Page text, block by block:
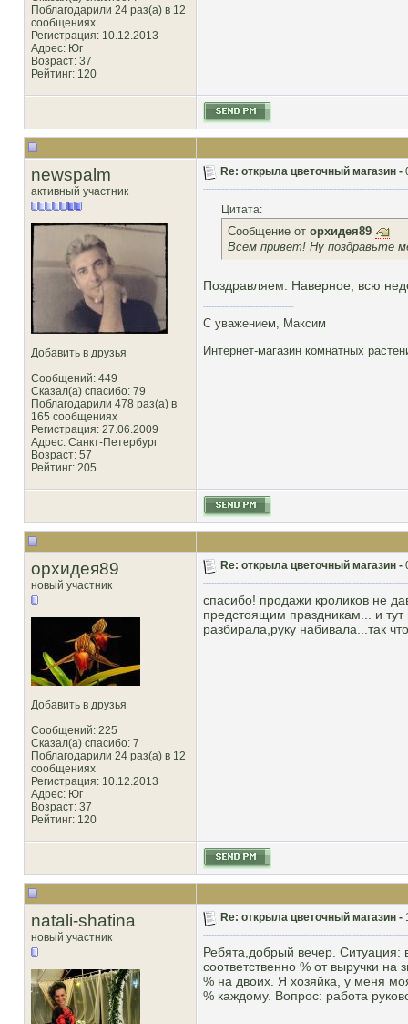
Поблагодарили 24 раз(а) в 12
сообщениях
Регистрация: 10.12.2013
Адрес: Юг
Возраст: 37
Рейтинг: 120
newspalm
активный участник
Добавить в друзья
Сообщений: 449
Сказал(а) спасибо: 79
Поблагодарили 478 раз(а) в
165 сообщениях
Регистрация: 27.06.2009
Адрес: Санкт-Петербург
Возраст: 57
Рейтинг: 205
Re: открыла цветочный магазин -
Цитата:
Сообщение от орхидея89
Всем привет! Ну поздравьте
Поздравляем. Наверное, всю
С уважением, Максим
Интернет-магазин комнатных
орхидея89
новый участник
Добавить в друзья
Сообщений: 225
Сказал(а) спасибо: 7
Поблагодарили 24 раз(а) в 12
сообщениях
Регистрация: 10.12.2013
Адрес: Юг
Возраст: 37
Рейтинг: 120
Re: открыла цветочный магазин -
спасибо! продажи кроликов не
предстоящим праздникам... и
разбирала,руку набивала...так
natali-shatina
новый участник
Re: открыла цветочный магазин -
Ребята,добрый вечер. Ситуация:
соответственно % от выручки
% на двоих. Я хозяйка, у меня
% каждому. Вопрос: работа